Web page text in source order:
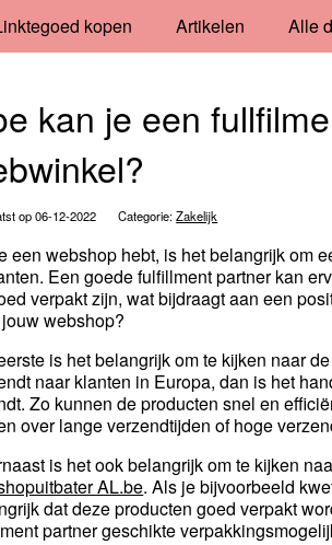
kopen Artikelen Alle
kan je een
op 06-12-2022 Categorie:Zakelijk
een webshop hebt, is het belangrijk om
Een goede fulfillment partner kan
verpakt zijn, wat bijdraagt aan een
webshop?
is het belangrijk om te kijken naar
naar klanten in Europa, dan is het
Zo kunnen de producten snel en
over lange verzendtijden of hoge
is het ook belangrijk om te kijken
AL.be. Als je bijvoorbeeld
dat deze producten goed verpakt
partner geschikte